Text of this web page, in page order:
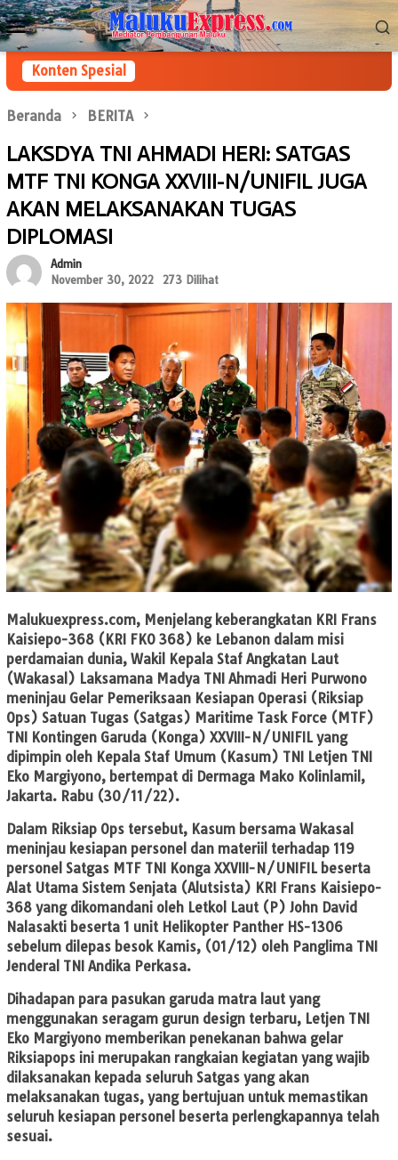
Loncat
ke
konten
Menu
Mobile
Konten Spesial
Beranda BERITA
LAKSDYA TNI AHMADI HERI: SATGAS
MTF TNI KONGA XXVIII-N/UNIFIL JUGA
AKAN MELAKSANAKAN TUGAS
DIPLOMASI
Admin
November 30, 2022
273 Dilihat
Malukuexpress.com, Menjelang keberangkatan KRI Frans
Kaisiepo-368 (KRI FKO 368) ke Lebanon dalam misi
perdamaian dunia, Wakil Kepala Staf Angkatan Laut
(Wakasal) Laksamana Madya TNI Ahmadi Heri Purwono
meninjau Gelar Pemeriksaan Kesiapan Operasi (Riksiap
Ops) Satuan Tugas (Satgas) Maritime Task Force (MTF)
TNI Kontingen Garuda (Konga) XXVIII-N/UNIFIL yang
dipimpin oleh Kepala Staf Umum (Kasum) TNI Letjen TNI
Eko Margiyono, bertempat di Dermaga Mako Kolinlamil,
Jakarta. Rabu (30/11/22).
Dalam Riksiap Ops tersebut, Kasum bersama Wakasal
meninjau kesiapan personel dan materiil terhadap 119
personel Satgas MTF TNI Konga XXVIII-N/UNIFIL beserta
Alat Utama Sistem Senjata (Alutsista) KRI Frans Kaisiepo-
368 yang dikomandani oleh Letkol Laut (P) John David
Nalasakti beserta 1 unit Helikopter Panther HS-1306
sebelum dilepas besok Kamis, (01/12) oleh Panglima TNI
Jenderal TNI Andika Perkasa.
Dihadapan para pasukan garuda matra laut yang
menggunakan seragam gurun design terbaru, Letjen TNI
Eko Margiyono memberikan penekanan bahwa gelar
Riksiapops ini merupakan rangkaian kegiatan yang wajib
dilaksanakan kepada seluruh Satgas yang akan
melaksanakan tugas, yang bertujuan untuk memastikan
seluruh kesiapan personel beserta perlengkapannya telah
sesuai.